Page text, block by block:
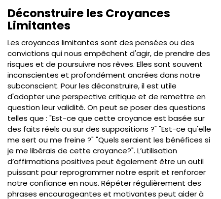
Déconstruire les Croyances
Limitantes
Les croyances limitantes sont des pensées ou des
convictions qui nous empêchent d'agir, de prendre des
risques et de poursuivre nos rêves. Elles sont souvent
inconscientes et profondément ancrées dans notre
subconscient. Pour les déconstruire, il est utile
d'adopter une perspective critique et de remettre en
question leur validité. On peut se poser des questions
telles que : "Est-ce que cette croyance est basée sur
des faits réels ou sur des suppositions ?" "Est-ce qu'elle
me sert ou me freine ?" "Quels seraient les bénéfices si
je me libérais de cette croyance?". L’utilisation
d’affirmations positives peut également être un outil
puissant pour reprogrammer notre esprit et renforcer
notre confiance en nous. Répéter régulièrement des
phrases encourageantes et motivantes peut aider à